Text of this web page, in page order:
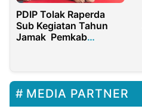
PDIP Tolak Raperda
Sub Kegiatan Tahun
Jamak Pemkab
MEDIA PARTNER